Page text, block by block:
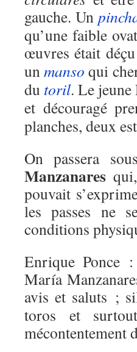
gauche. Un
qu’une faible
œuvres était
unmanso qui
du toril. Le
et découragé
planches, deux
On passera
Manzanares
pouvait
les passes ne
conditions
Enrique Ponce
María
avis et saluts ;
toros et
mécontentement